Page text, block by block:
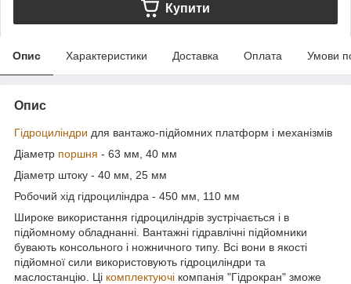
Купити
Опис Характеристики Доставка Оплата Умови
Опис
Гідроциліндри для вантажо-підйомних платформ і механізмів
Діаметр поршня - 63 мм, 40 мм
Діаметр штоку - 40 мм, 25 мм
Робочий хід гідроциліндра - 450 мм, 110 мм
Широке використання гідроциліндрів зустрічається і в
підйомному обладнанні. Вантажні гідравлічні підйомники
бувають консольного і ножничного типу. Всі вони в якості
підйомної сили використовують гідроциліндри та
маслостанцію. Ці комплектуючі компанія "Гідрокран" зможе